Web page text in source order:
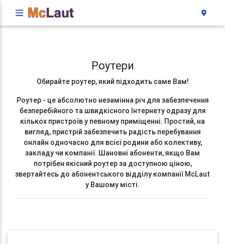
Роутери
Обирайте роутер, який підходить саме Вам!
Роутер - це абсолютно незамінна річ для забезпечення
безперебійного та швидкісного Інтернету одразу для
кількох пристроїв у певному приміщенні. Простий, на
вигляд, пристрій забезпечить радість перебування
онлайн одночасно для всієї родини або колективу,
закладу чи компанії. Шановні абоненти, якщо Вам
потрібен якісний роутер за доступною ціною,
звертайтесь до абонентського відділу компанії McLaut
у Вашому місті.